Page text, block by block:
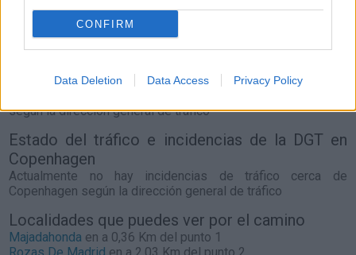
CONFIRM
Data Deletion Data Access Privacy Policy
Bio diesel
0,00€ 107l.-150l.-214l.-
según la dirección general de tráfico
Estado del tráfico e incidencias de la DGT en
Copenhagen
Actualmente no hay incidencias de tráfico cerca de
Copenhagen según la dirección general de tráfico
Localidades que puedes ver por el camino
Majadahonda en a 0,36 Km del punto 1